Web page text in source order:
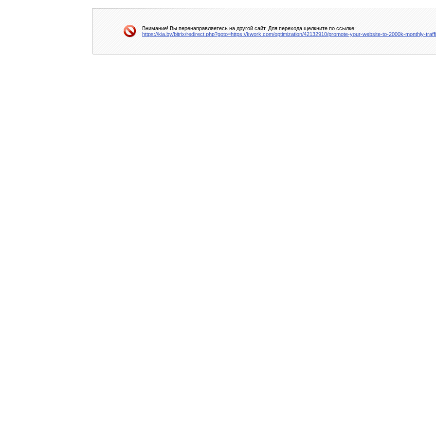
Внимание! Вы перенаправляетесь на другой сайт. Для перехода щелкните по ссылке:
https://kia.by/bitrix/redirect.php?goto=https://kwork.com/optimization/42132910/promote-your-website-to-2000k-monthly-